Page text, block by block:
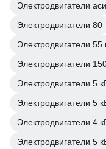
Электродвигатели
Электродвигатели 80
Электродвигатели
Электродвигатели
Электродвигатели 5
Электродвигатели 5
Электродвигатели 4
Электродвигатели 5